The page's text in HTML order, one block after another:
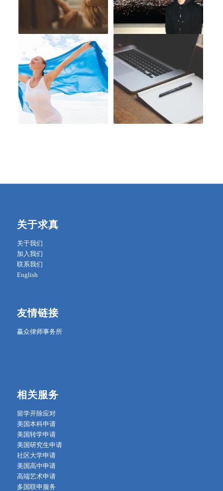
关于求真
关于我们
加入我们
联系我们
English
友情链接
赢众律师事务所
相关服务
留学开除应对
美国本科申请
美国转学申请
美国研究生申请
社区大学申请
美国高中申请
高端艺术申请
多国联申服务